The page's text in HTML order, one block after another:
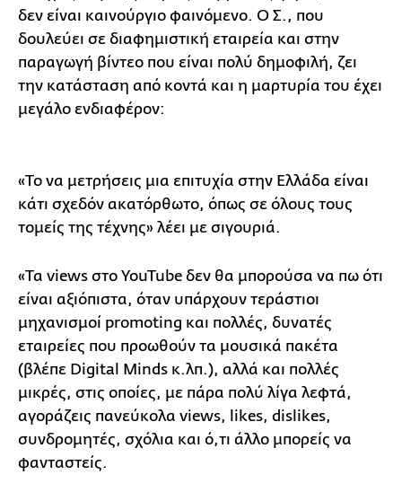
δεν είναι καινούργιο φαινόμενο. Ο Σ., που
δουλεύει σε διαφημιστική εταιρεία και στην
παραγωγή βίντεο που είναι πολύ δημοφιλή, ζει
την κατάσταση από κοντά και η μαρτυρία του έχει
μεγάλο ενδιαφέρον:
«Το να μετρήσεις μια επιτυχία στην Ελλάδα είναι
κάτι σχεδόν ακατόρθωτο, όπως σε όλους τους
τομείς της τέχνης» λέει με σιγουριά.
«Τα views στο YouTube δεν θα μπορούσα να πω ότι
είναι αξιόπιστα, όταν υπάρχουν τεράστιοι
μηχανισμοί promoting και πολλές, δυνατές
εταιρείες που προωθούν τα μουσικά πακέτα
(βλέπε Digital Minds κ.λπ.), αλλά και πολλές
μικρές, στις οποίες, με πάρα πολύ λίγα λεφτά,
αγοράζεις πανεύκολα views, likes, dislikes,
συνδρομητές, σχόλια και ό,τι άλλο μπορείς να
φανταστείς.